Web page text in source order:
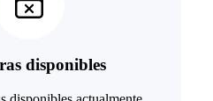
disponibles